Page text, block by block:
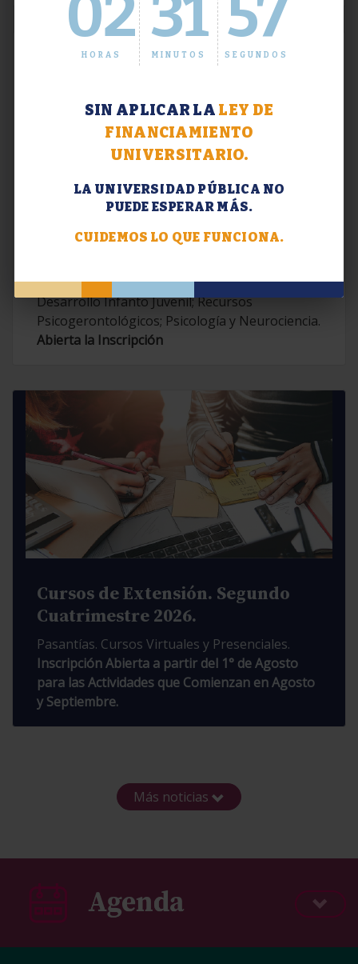
02
HORAS
31
MINUTOS
57
SEGUNDOS
SIN APLICAR LA LEY DE
FINANCIAMIENTO
UNIVERSITARIO.
LA UNIVERSIDAD PÚBLICA NO
PUEDE ESPERAR MÁS.
CUIDEMOS LO QUE FUNCIONA.
Extensión. Diplomaturas 2026.
Contemporáneas; Problemáticas en el
Desarrollo Infanto Juvenil; Recursos
Psicogerontológicos; Psicología y Neurociencia.
Abierta la Inscripción
Cursos de Extensión. Segundo
Cuatrimestre 2026.
Pasantías. Cursos Virtuales y Presenciales.
Inscripción Abierta a partir del 1° de Agosto
para las Actividades que Comienzan en Agosto
y Septiembre.
Más noticias